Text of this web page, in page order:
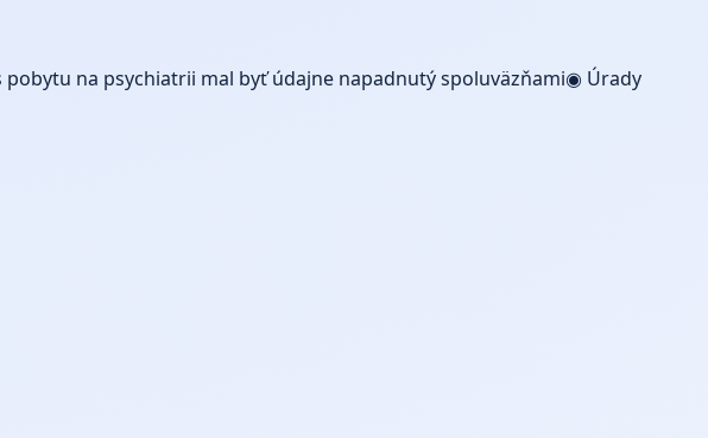
na psychiatrii mal byť údajne napadnutý spoluväzňami◉ Úrady